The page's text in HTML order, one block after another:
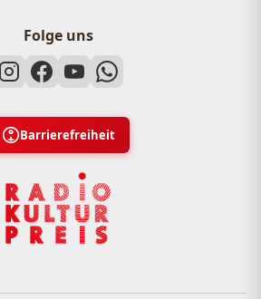
Folge uns
Barrierefreiheit